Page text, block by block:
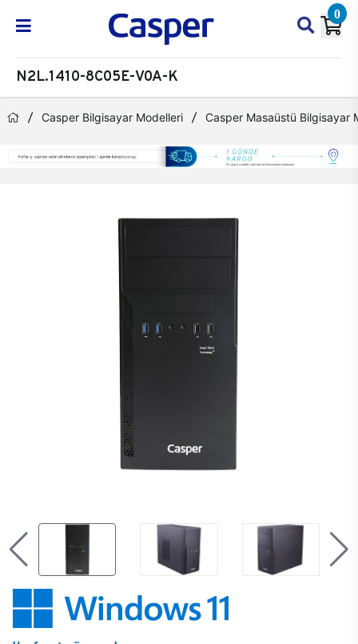
0
N2L.1410-8C05E-V0A-K
Casper Bilgisayar Modelleri Casper Masaüstü Bilgisayar